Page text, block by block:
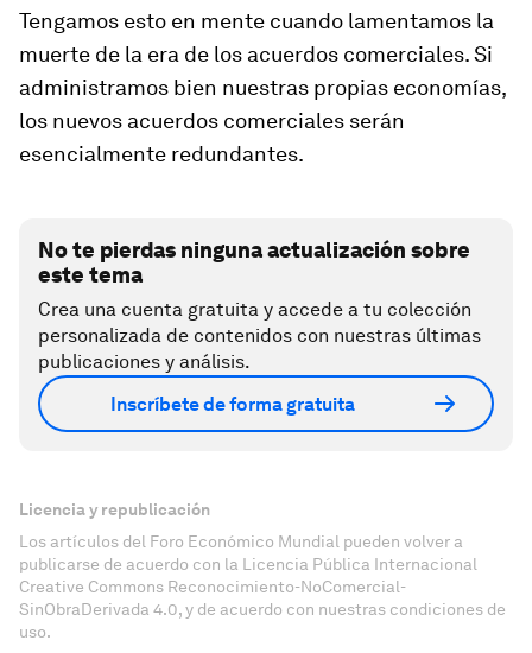
Tengamos esto en mente cuando lamentamos la
muerte de la era de los acuerdos comerciales. Si
administramos bien nuestras propias economías,
los nuevos acuerdos comerciales serán
esencialmente redundantes.
No te pierdas ninguna actualización sobre
este tema
Crea una cuenta gratuita y accede a tu colección
personalizada de contenidos con nuestras últimas
publicaciones y análisis.
Inscríbete de forma gratuita
Licencia y republicación
Los artículos del Foro Económico Mundial pueden volver a
publicarse de acuerdo con la Licencia Pública Internacional
Creative Commons Reconocimiento-NoComercial-
SinObraDerivada 4.0, y de acuerdo con nuestras condiciones de
uso.